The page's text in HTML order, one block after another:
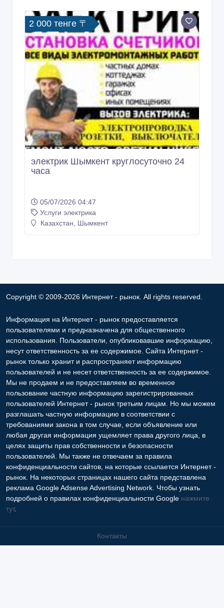
2 000 тенге 〒
электрик Шымкент круглосуточно 24
часа
05/07/2026 04:47
Услуги электрика
Казахстан, Шымкент
Copyright © 2009-2026 Интернет - рынок. All rights reserved.
Информация на Интернет - рынок предоставляется
пользователями и предназначена для общественного
использования. Пользователи, опубликовавшие информацию,
несут ответственность за ее содержимое. Сайта Интернет -
рынок только хранит и распространяет информацию
пользователей и не несет ответственность за ее содержимое.
Мы не продаем и не предоставляем во временное
пользование частную информацию зарегистрированных
пользователей Интернет - рынок третьим лицам. Но мы можем
разглашать частную информацию в соответствии с
требованиями закона в том случае, если объявление или
любая другая информация ущемляет права другого лица, в
целях защиты прав собственности и безопасности
пользователей. Мы также не отвечаем за правила
конфиденциальности сайтов, на которые ссылается Интернет -
рынок. На некоторых страницах нашего сайта представлена
реклама Google Adsense Advertising Network. Чтобы узнать
подробней о правилах конфиденциальности Google нажмите
тут.
Контакты